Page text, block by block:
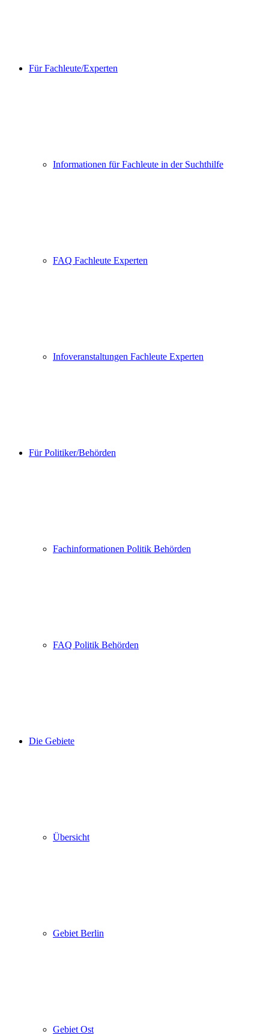
Für Fachleute/Experten
Informationen für Fachleute in der Suchthilfe
FAQ Fachleute Experten
Infoveranstaltungen Fachleute Experten
Für Politiker/Behörden
Fachinformationen Politik Behörden
FAQ Politik Behörden
Die Gebiete
Übersicht
Gebiet Berlin
Gebiet Ost